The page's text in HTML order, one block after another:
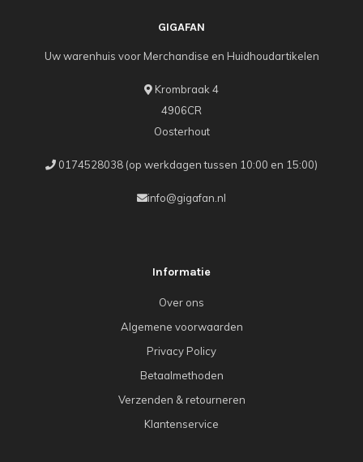
GIGAFAN
Uw warenhuis voor Merchandise en Huidhoudartikelen
Krombraak 4
4906CR
Oosterhout
0174528038 (op werkdagen tussen 10:00 en 15:00)
info@gigafan.nl
Informatie
Over ons
Algemene voorwaarden
Privacy Policy
Betaalmethoden
Verzenden & retourneren
Klantenservice